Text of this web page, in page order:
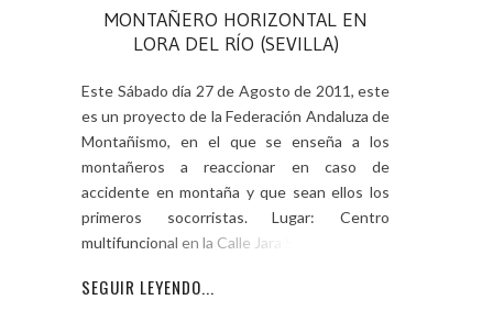
MONTAÑERO HORIZONTAL EN
LORA DEL RÍO (SEVILLA)
Este Sábado día 27 de Agosto de 2011, este
es un proyecto de la Federación Andaluza de
Montañismo, en el que se enseña a los
montañeros a reaccionar en caso de
accidente en montaña y que sean ellos los
primeros socorristas. Lugar: Centro
multifuncional en la Calle Jara SN, Lora
SEGUIR LEYENDO...